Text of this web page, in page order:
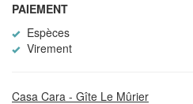
PAIEMENT
Espèces
Virement
Casa Cara - Gîte Le Mûrier